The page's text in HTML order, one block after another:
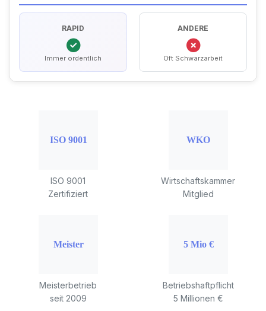
RAPID
Immer ordentlich
ANDERE
Oft Schwarzarbeit
ISO 9001
Zertifiziert
Wirtschaftskammer
Mitglied
Meisterbetrieb
seit 2009
Betriebshaftpflicht
5 Millionen €